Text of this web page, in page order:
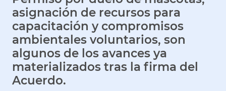
asignación de recursos para
capacitación y compromisos
ambientales voluntarios, son
algunos de los avances ya
materializados tras la firma del
Acuerdo.